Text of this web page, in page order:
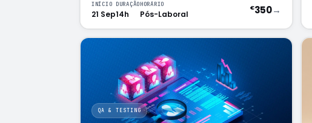
INÍCIO
21 Sep
DURAÇÃO
14h
HORÁRIO
Pós-Laboral
€350→
QA & TESTING